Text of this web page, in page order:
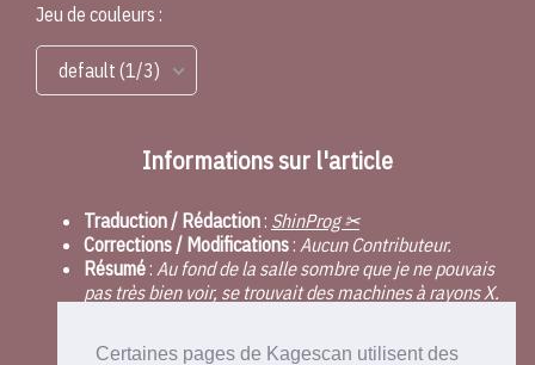
Certaines pages de Kagescan utilisent des
Jeu de couleurs :
default (1/3)
Informations sur l'article
Traduction / Rédaction : ShinProg ✂
Corrections / Modifications : Aucun Contributeur.
Résumé : Au fond de la salle sombre que je ne pouvais
pas très bien voir, se trouvait des machines à rayons X.
portail circulaire blanc. Il y avait quelque chose qui